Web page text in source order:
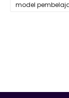
model